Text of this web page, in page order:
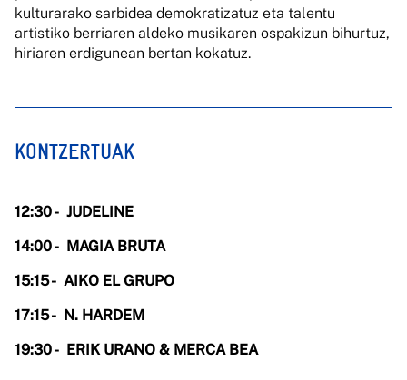
kulturarako sarbidea demokratizatuz eta talentu
artistiko berriaren aldeko musikaren ospakizun bihurtuz,
hiriaren erdigunean bertan kokatuz.
KONTZERTUAK
12:30 - JUDELINE
14:00 - MAGIA BRUTA
15:15 - AIKO EL GRUPO
17:15 - N. HARDEM
19:30 - ERIK URANO & MERCA BEA